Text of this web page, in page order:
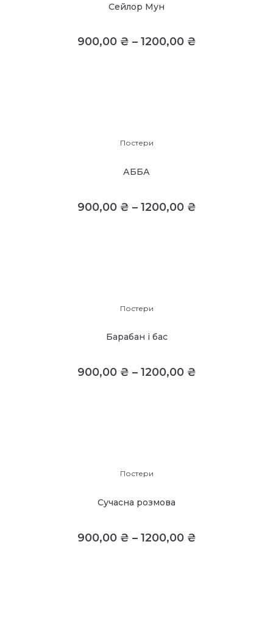
Сейлор Мун
900,00 ₴ – 1200,00 ₴
Постери
АББА
900,00 ₴ – 1200,00 ₴
Постери
Барабан і бас
900,00 ₴ – 1200,00 ₴
Постери
Сучасна розмова
900,00 ₴ – 1200,00 ₴